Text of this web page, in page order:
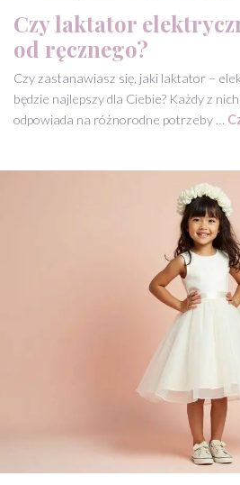
Czy laktator
od ręcznego?
Czy zastanawiasz się, jaki laktator –
będzie najlepszy dla Ciebie? Każdy z
odpowiada na różnorodne potrzeby …